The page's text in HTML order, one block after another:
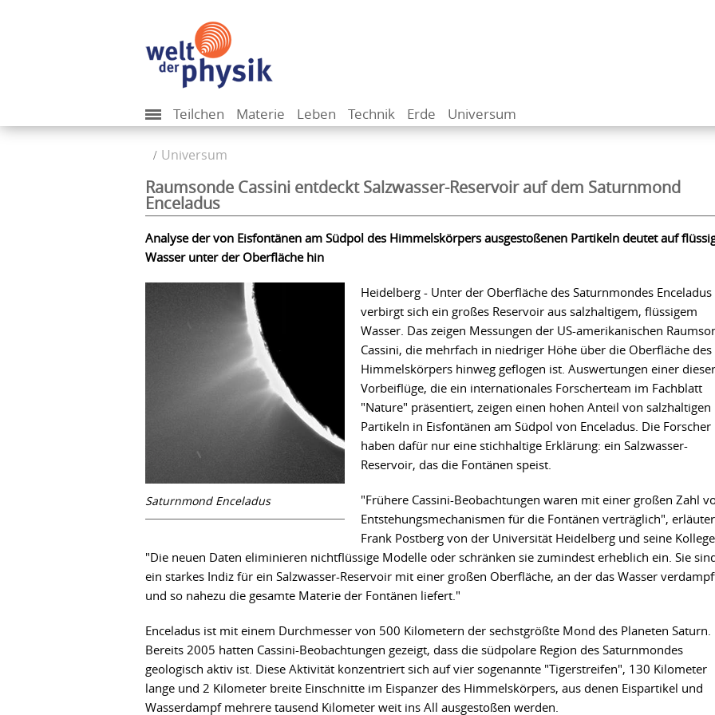
Teilchen Materie Leben Technik Erde Universum
Universum
Raumsonde Cassini entdeckt Salzwasser-Reservoir auf dem Saturnmond
Enceladus
Analyse der von Eisfontänen am Südpol des Himmelskörpers ausgestoßenen Partikeln deutet auf
Wasser unter der Oberfläche hin
Saturnmond Enceladus
Heidelberg - Unter der Oberfläche des Saturnmondes Enceladus
verbirgt sich ein großes Reservoir aus salzhaltigem, flüssigem
Wasser. Das zeigen Messungen der US-amerikanischen
Cassini, die mehrfach in niedriger Höhe über die Oberfläche des
Himmelskörpers hinweg geflogen ist. Auswertungen einer dieser
Vorbeiflüge, die ein internationales Forscherteam im Fachblatt
"Nature" präsentiert, zeigen einen hohen Anteil von salzhaltigen
Partikeln in Eisfontänen am Südpol von Enceladus. Die Forscher
haben dafür nur eine stichhaltige Erklärung: ein Salzwasser-
Reservoir, das die Fontänen speist.
"Frühere Cassini-Beobachtungen waren mit einer großen Zahl
Entstehungsmechanismen für die Fontänen verträglich",
Frank Postberg von der Universität Heidelberg und seine
"Die neuen Daten eliminieren nichtflüssige Modelle oder schränken sie zumindest erheblich ein. Sie
ein starkes Indiz für ein Salzwasser-Reservoir mit einer großen Oberfläche, an der das Wasser
und so nahezu die gesamte Materie der Fontänen liefert."
Enceladus ist mit einem Durchmesser von 500 Kilometern der sechstgrößte Mond des Planeten Saturn.
Bereits 2005 hatten Cassini-Beobachtungen gezeigt, dass die südpolare Region des Saturnmondes
geologisch aktiv ist. Diese Aktivität konzentriert sich auf vier sogenannte "Tigerstreifen", 130 Kilometer
lange und 2 Kilometer breite Einschnitte im Eispanzer des Himmelskörpers, aus denen Eispartikel und
Wasserdampf mehrere tausend Kilometer weit ins All ausgestoßen werden.